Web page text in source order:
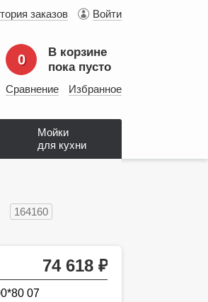
заказов Войти
0
В корзине
пока пусто
Сравнение Избранное
Мойки
для кухни
164160
74 618
07